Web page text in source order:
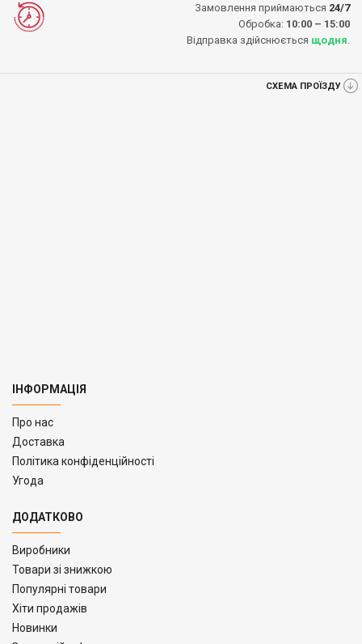
Замовлення приймаються 24/7
Обробка: 10:00 – 15:00
Відправка здійснюється щодня
СХЕМА ПРОЇЗДУ
ІНФОРМАЦІЯ
Про нас
Доставка
Політика конфіденційності
Угода
ДОДАТКОВО
Виробники
Товари зі знижкою
Популярні товари
Хіти продажів
Новинки